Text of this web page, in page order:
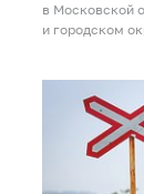
в Московской
и городском